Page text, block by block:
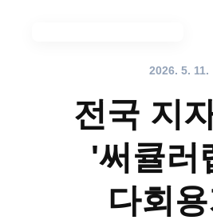
2026. 5. 11.
전국 지
'써큘러
다회